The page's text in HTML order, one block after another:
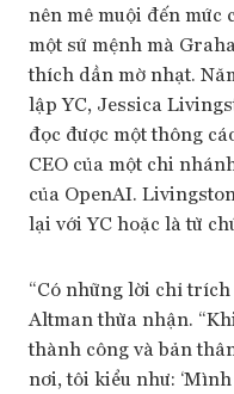
nên mê muội đến mức
một sứ mệnh mà
thích dần mờ nhạt.
lập YC, Jessica
đọc được một thông
CEO của một chi
của OpenAI.
lại với YC hoặc là từ
“Có những lời chỉ
Altman thừa nhận.
thành công và bản
nơi, tôi kiểu như: